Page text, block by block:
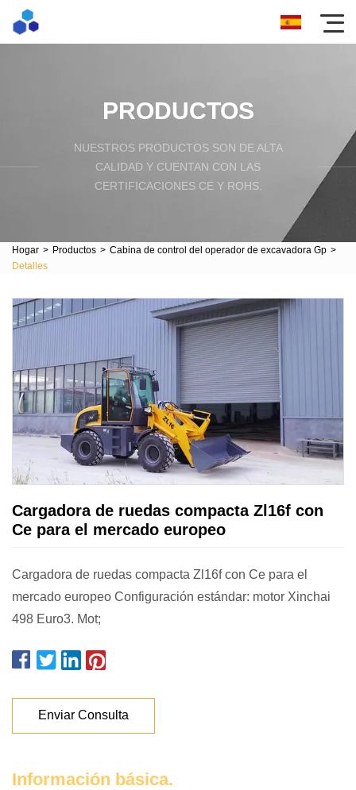
PRODUCTOS
NUESTROS PRODUCTOS SON DE ALTA
CALIDAD Y CUENTAN CON LAS
CERTIFICACIONES CE Y ROHS.
Hogar > Productos > Cabina de control del operador de excavadora Gp >
Detalles
Cargadora de ruedas compacta Zl16f con
Ce para el mercado europeo
Cargadora de ruedas compacta Zl16f con Ce para el
mercado europeo Configuración estándar: motor Xinchai
498 Euro3. Mot;
Enviar Consulta
Información básica.